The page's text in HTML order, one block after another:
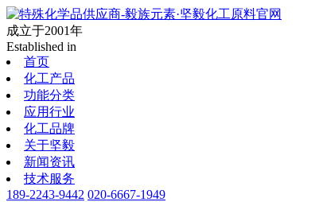
成立于2001年
Established in
首页
化工产品
功能分类
应用行业
化工品牌
关于坚毅
新闻资讯
技术服务
189-2243-9442 020-6667-1949